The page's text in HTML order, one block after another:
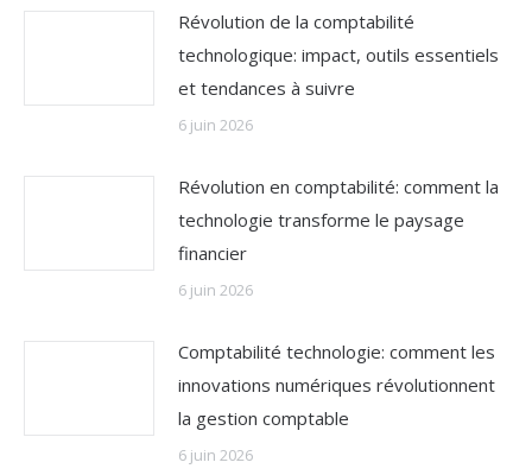
Révolution de la comptabilité
technologique: impact, outils essentiels
et tendances à suivre
6 juin 2026
Révolution en comptabilité: comment la
technologie transforme le paysage
financier
6 juin 2026
Comptabilité technologie: comment les
innovations numériques révolutionnent
la gestion comptable
6 juin 2026